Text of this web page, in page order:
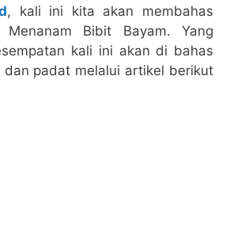
, kali ini kita akan membahas
Bibit Bayam. Yang
kali ini akan di bahas
dan padat melalui artikel berikut